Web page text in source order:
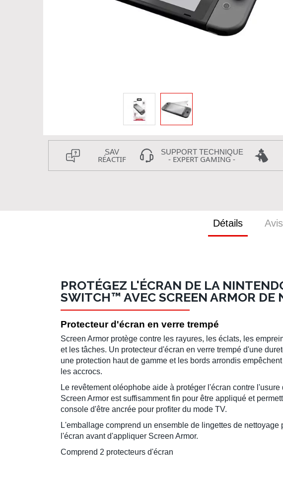
SAV
RÉACTIF
SUPPORT TECHNIQUE
- EXPERT GAMING -
Détails
PROTÉGEZ L'ÉCRAN DE LA
SWITCH™ AVEC SCREEN ARMOR DE
Protecteur d'écran en verre trempé
Screen Armor protège contre les rayures, les éclats, les
et les tâches. Un protecteur d'écran en verre trempé d'une
une protection haut de gamme et les bords arrondis
les accrocs.
Le revêtement oléophobe aide à protéger l'écran contre l'usure
Screen Armor est suffisamment fin pour être appliqué et
console d'être ancrée pour profiter du mode TV.
L'emballage comprend un ensemble de lingettes de nettoyage
l'écran avant d'appliquer Screen Armor.
Comprend 2 protecteurs d'écran